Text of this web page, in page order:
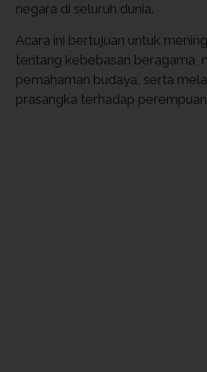
negara di seluruh dunia.
Acara ini bertujuan untuk
tentang kebebasan beragama,
pemahaman budaya, serta
prasangka terhadap perempuan